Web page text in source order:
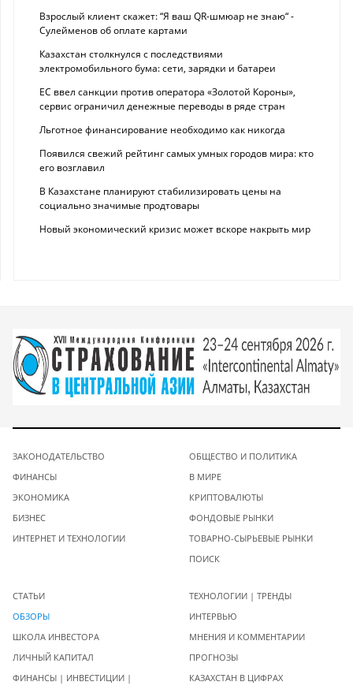
Взрослый клиент скажет: “Я ваш QR-шмюар не знаю“ -
Сулейменов об оплате картами
Казахстан столкнулся с последствиями
электромобильного бума: сети, зарядки и батареи
ЕС ввел санкции против оператора «Золотой Короны»,
сервис ограничил денежные переводы в ряде стран
Льготное финансирование необходимо как никогда
Появился свежий рейтинг самых умных городов мира: кто
его возглавил
В Казахстане планируют стабилизировать цены на
социально значимые продтовары
Новый экономический кризис может вскоре накрыть мир
ЗАКОНОДАТЕЛЬСТВО
ФИНАНСЫ
ЭКОНОМИКА
БИЗНЕС
ИНТЕРНЕТ И ТЕХНОЛОГИИ
ОБЩЕСТВО И ПОЛИТИКА
В МИРЕ
КРИПТОВАЛЮТЫ
ФОНДОВЫЕ РЫНКИ
ТОВАРНО-СЫРЬЕВЫЕ РЫНКИ
ПОИСК
СТАТЬИ
ОБЗОРЫ
ШКОЛА ИНВЕСТОРА
ЛИЧНЫЙ КАПИТАЛ
ФИНАНСЫ | ИНВЕСТИЦИИ |
ТЕХНОЛОГИИ | ТРЕНДЫ
ИНТЕРВЬЮ
МНЕНИЯ И КОММЕНТАРИИ
ПРОГНОЗЫ
КАЗАХСТАН В ЦИФРАХ